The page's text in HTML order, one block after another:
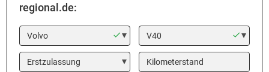
regional.de:
Marke Modell
Year Kilometerstand